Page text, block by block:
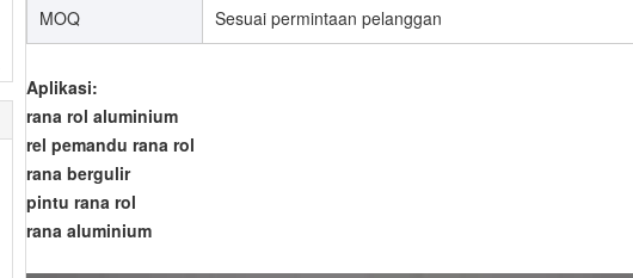
MOQ
Sesuai permintaan pelanggan
Aplikasi:
rana rol aluminium
rel pemandu rana rol
rana bergulir
pintu rana rol
rana aluminium